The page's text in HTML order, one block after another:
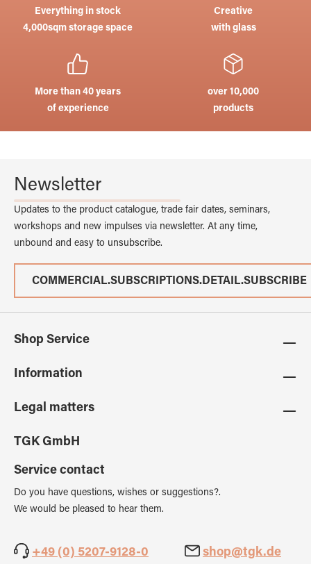
Everything in stock
4,000sqm storage space
Creative
with glass
More than 40 years
of experience
over 10,000
products
Newsletter
Updates to the product catalogue, trade fair dates, seminars,
workshops and new impulses via newsletter. At any time,
unbound and easy to unsubscribe.
COMMERCIAL.SUBSCRIPTIONS.DETAIL.SUBSCRIBE
Shop Service
Information
Legal matters
TGK GmbH
Service contact
Do you have questions, wishes or suggestions?.
We would be pleased to hear them.
+49 (0) 5207-9128-0 shop@tgk.de